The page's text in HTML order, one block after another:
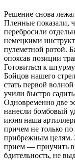
Решение снова
Пленные показали,
перебросили
немецкими
пулеметной ротой.
опоясав позиции
Готовиться к
Бойцов нашего
стать первой
учили быстро
Одновременно две
нанесли бомбовый
июня наша
причем не только
прибрежным целям.
прием — приучить
бдительность, не